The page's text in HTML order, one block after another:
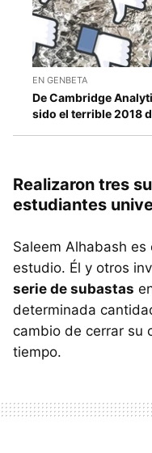
EN GENBETA
De Cambridge
sido el terrible 2018
Realizaron tres
estudiantes
Saleem Alhabash
estudio. Él y otros
serie de subastas
determinada
cambio de cerrar su
tiempo.